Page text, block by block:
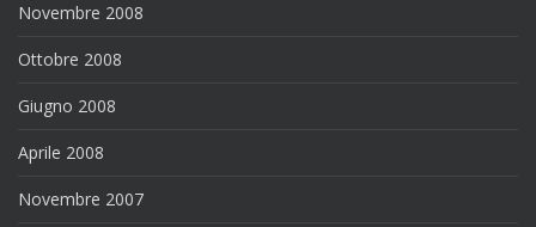
Novembre 2008
Ottobre 2008
Giugno 2008
Aprile 2008
Novembre 2007